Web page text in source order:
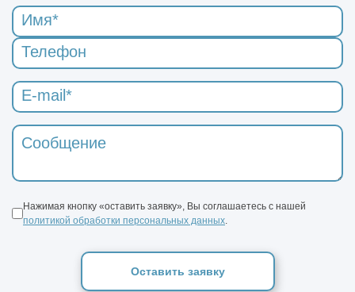
Нажимая кнопку «оставить заявку», Вы соглашаетесь с нашей
политикой обработки персональных данных
Оставить заявку